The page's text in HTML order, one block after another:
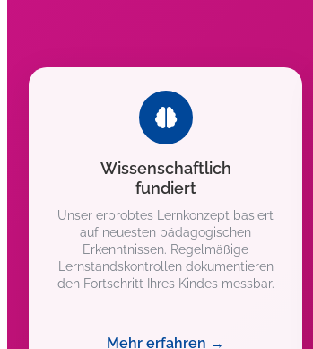
Wissenschaftlich
fundiert
Unser erprobtes Lernkonzept basiert
auf neuesten pädagogischen
Erkenntnissen. Regelmäßige
Lernstandskontrollen dokumentieren
den Fortschritt Ihres Kindes messbar.
Mehr erfahren →